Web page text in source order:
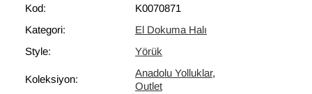
Kod:
K0070871
Kategori:
El Dokuma Halı
Style:
Yörük
Koleksiyon:
Anadolu Yolluklar,
Outlet